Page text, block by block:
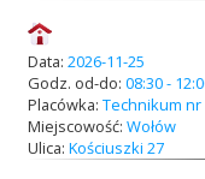
Data: 2026-11-25
Godz. od-do: 08:30 -
Placówka: Technikum nr
Miejscowość: Wołów
Ulica: Kościuszki 27